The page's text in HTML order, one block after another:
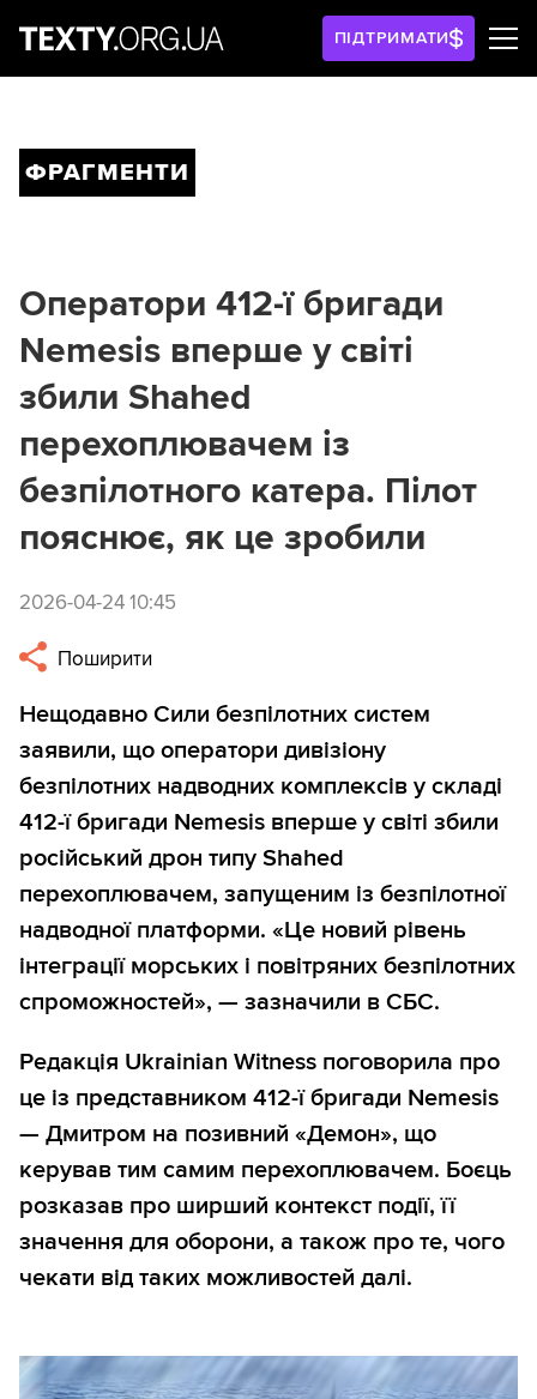
ПІДТРИМАТИ
ФРАГМЕНТИ
Оператори 412-ї бригади
Nemesis вперше у світі
збили Shahed
перехоплювачем із
безпілотного катера. Пілот
пояснює, як це зробили
2026-04-24 10:45
Поширити
Нещодавно Сили безпілотних систем
заявили, що оператори дивізіону
безпілотних надводних комплексів у складі
412-ї бригади Nemesis вперше у світі збили
російський дрон типу Shahed
перехоплювачем, запущеним із безпілотної
надводної платформи. «Це новий рівень
інтеграції морських і повітряних безпілотних
спроможностей», — зазначили в СБС.
Редакція Ukrainian Witness поговорила про
це із представником 412-ї бригади Nemesis
— Дмитром на позивний «Демон», що
керував тим самим перехоплювачем. Боєць
розказав про ширший контекст події, її
значення для оборони, а також про те, чого
чекати від таких можливостей далі.